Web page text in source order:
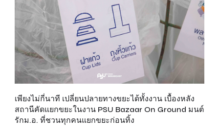
เพียงไม่กี่นาที เปลี่ยนปลายทางขยะได้ทั้งงาน เบื้องหลัง
สถานีคัดแยกขยะในงาน PSU Bazaar On Ground มนต์
รักม.อ. ที่ชวนทุกคนแยกขยะก่อนทิ้ง